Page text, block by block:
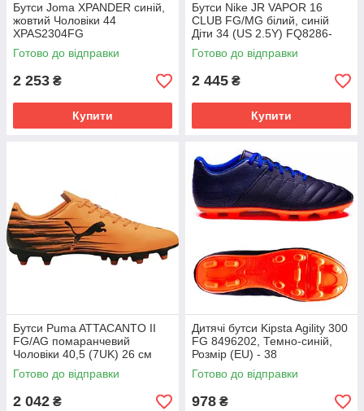
Бутси Joma XPANDER синій,
жовтий Чоловіки 44
XPAS2304FG
Готово до відправки
2 253 ₴
Купити
Бутси Nike JR VAPOR 16
CLUB FG/MG білий, синій
Діти 34 (US 2.5Y) FQ8286-
400
Готово до відправки
2 445 ₴
Купити
Бутси Puma ATTACANTO II
FG/AG помаранчевий
Чоловіки 40,5 (7UK) 26 см
108493-04
Готово до відправки
2 042 ₴
Дитячі бутси Kipsta Agility 300
FG 8496202, Темно-синій,
Розмір (EU) - 38
Готово до відправки
978 ₴